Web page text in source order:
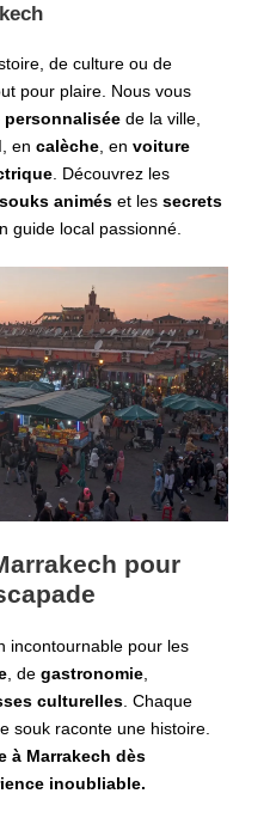
de culture ou de
pour plaire. Nous vous
de la ville,
, en calèche , en voiture
. Découvrez les
souks animés et les secrets
guide local passionné.
pour
incontournable pour les
, de gastronomie
culturelles . Chaque
souk raconte une histoire.
à Marrakech dès
inoubliable.